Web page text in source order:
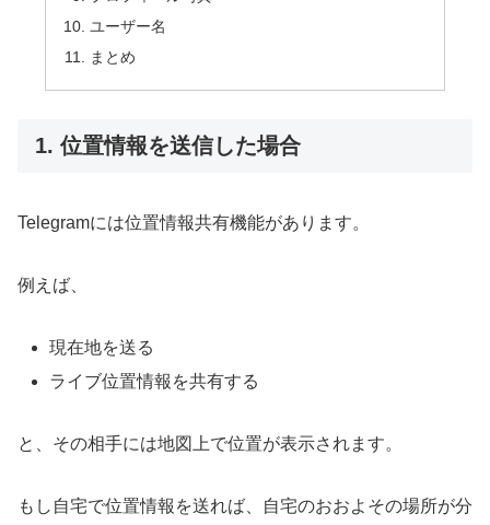
ユーザー名
まとめ
1. 位置情報を送信した場合
Telegramには位置情報共有機能があります。
例えば、
現在地を送る
ライブ位置情報を共有する
と、その相手には地図上で位置が表示されます。
もし自宅で位置情報を送れば、自宅のおおよその場所が分